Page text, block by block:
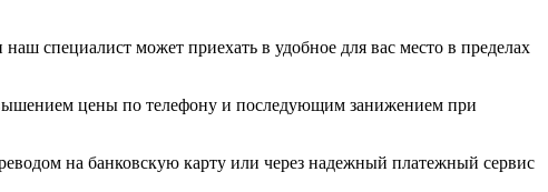
специалист может приехать в удобное для вас место в пределах
цены по телефону и последующим занижением при
на банковскую карту или через надежный платежный сервис